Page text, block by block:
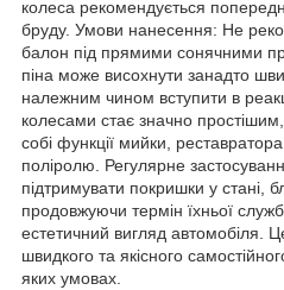
колеса рекомендується
бруду. Умови нанесення: Не
балон під прямими сонячними
піна може висохнути занадто
належним чином вступити в
колесами стає значно
собі функції мийки,
поліролю. Регулярне
підтримувати покришки у стані,
продовжуючи термін їхньої
естетичний вигляд автомобіля.
швидкого та якісного
яких умовах.